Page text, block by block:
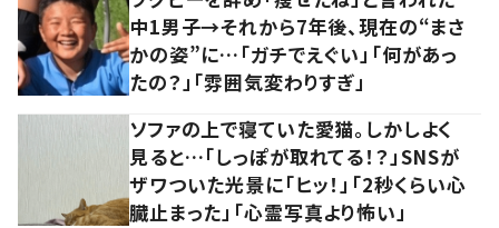
中1男子→それから7年後、現在の“まさ
かの姿”に…「ガチでえぐい」「何があっ
たの？」「雰囲気変わりすぎ」
ソファの上で寝ていた愛猫。しかしよく
見ると…「しっぽが取れてる！？」SNSが
ザワついた光景に「ヒッ！」「2秒くらい心
臓止まった」「心霊写真より怖い」